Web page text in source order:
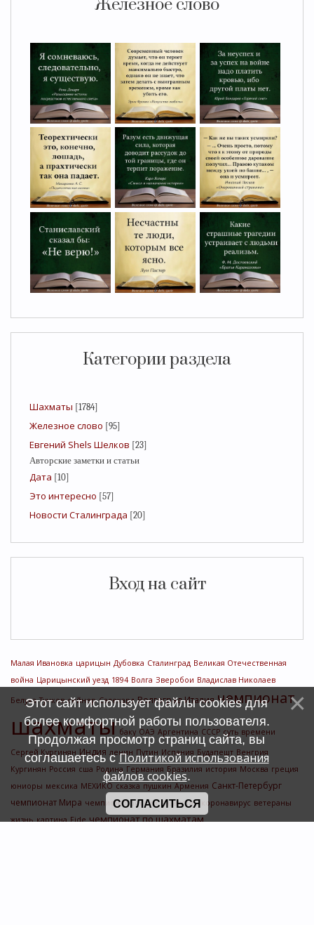
Железное слово
Категории раздела
Шахматы [1784]
Железное слово [95]
Евгений Shels Шелков [23]
Авторские заметки и статьи
Дата [10]
Это интересно [57]
Новости Сталинграда [20]
Вход на сайт
Малая Ивановка царицын Дубовка Сталинград Великая Отечественная
война Царицынский уезд 1894 Волга Зверобои Владислав Николаев
Белуха Тучков сейнер Салехард Волгоград Италия чемпионат
шахматы баку ОАЭ Аргентина СССР суть времени
Сергей Кургинян Индия ленин Путин Испания Будапешт Венгрия
Кургинян Россия сша Родина Германия Бразилия история Москва греция
юниоры мексика МЕХИКО сказка пушкин Армения Санкт-Петербург
чемпионат Мира чемпионат россии Казахстан коронавирус ветераны
жизнь картина Fide чемпионат по шахматам
Этот сайт использует файлы cookies для
более комфортной работы пользователя.
Продолжая просмотр страниц сайта, вы
соглашаетесь сПолитикой использования
файлов cookies.
СОГЛАСИТЬСЯ